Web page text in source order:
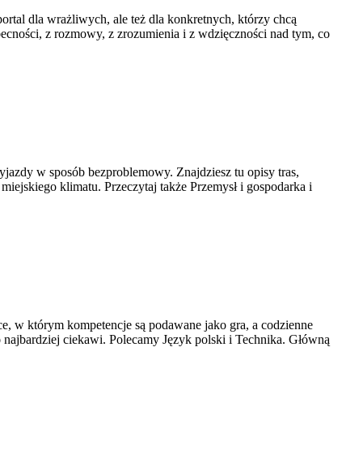
dla wrażliwych, ale też dla konkretnych, którzy chcą
z rozmowy, z zrozumienia i z wdzięczności nad tym, co
w sposób bezproblemowy. Znajdziesz tu opisy tras,
klimatu. Przeczytaj także Przemysł i gospodarka i
w którym kompetencje są podawane jako gra, a codzienne
ciekawi. Polecamy Język polski i Technika. Główną